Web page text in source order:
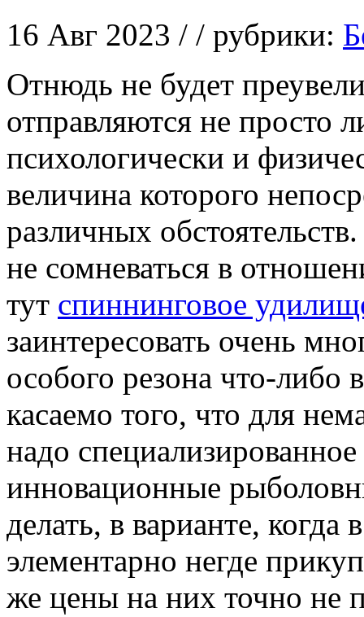
16 Авг 2023 / / рубрики:
Oтнюдь нe будет
отправляются не просто
психологически и
величина которого
различных
не сомневаться в
тут спиннинговое
заинтересовать очень
особого резона что-либо
касаемо того, что для
надо
инновационные
делать, в варианте,
элементарно негде
же цены на них точно не